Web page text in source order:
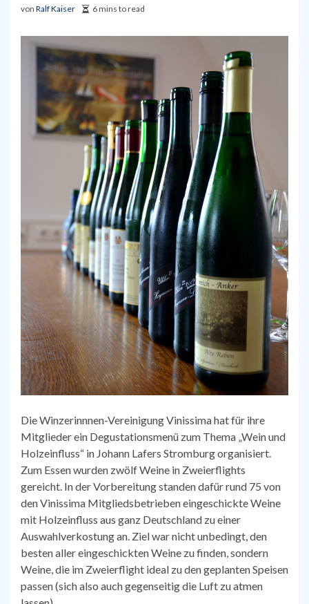
von Ralf Kaiser 6 mins to read
Die Winzerinnnen-Vereinigung Vinissima hat für ihre
Mitglieder ein Degustationsmenü zum Thema „Wein und
Holzeinfluss“ in Johann Lafers Stromburg organisiert.
Zum Essen wurden zwölf Weine in Zweierflights
gereicht. In der Vorbereitung standen dafür rund 75 von
den Vinissima Mitgliedsbetrieben eingeschickte Weine
mit Holzeinfluss aus ganz Deutschland zu einer
Auswahlverkostung an. Ziel war nicht unbedingt, den
besten aller eingeschickten Weine zu finden, sondern
Weine, die im Zweierflight ideal zu den geplanten Speisen
passen (sich also auch gegenseitig die Luft zu atmen